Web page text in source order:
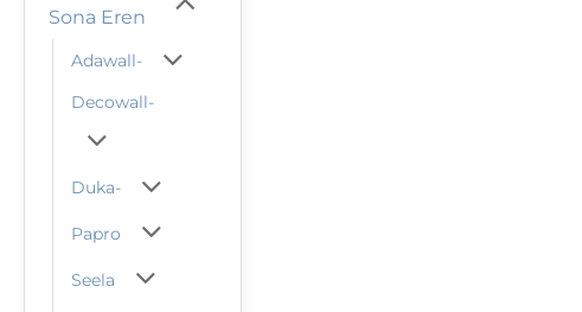
Sona Eren
Adawall-
Decowall-
Duka-
Papro
Seela